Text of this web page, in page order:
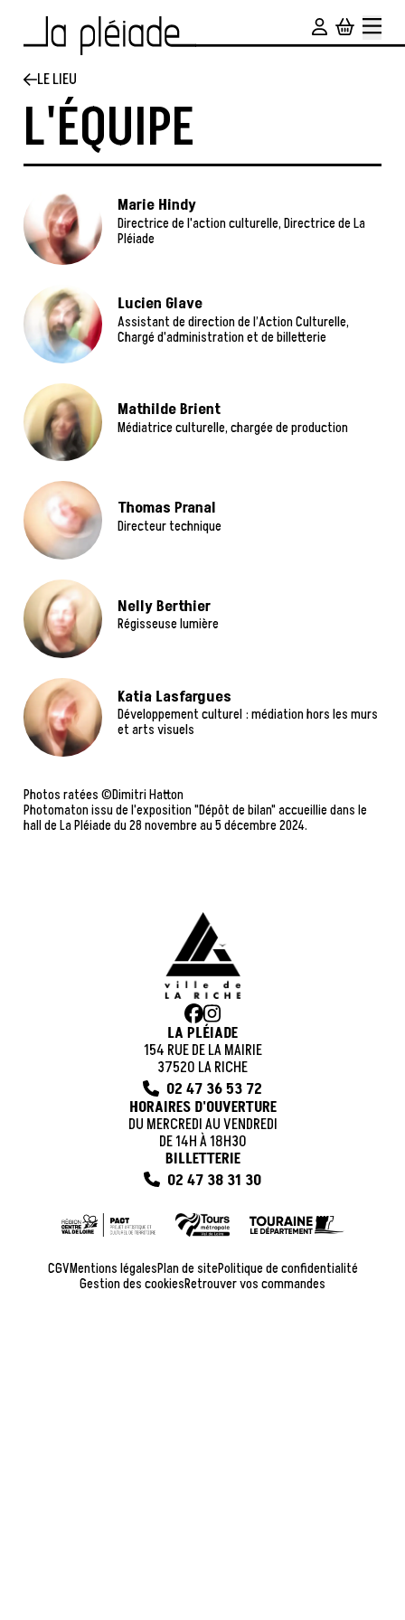
LE LIEU
L'ÉQUIPE
Marie Hindy
Directrice de l'action culturelle, Directrice de La
Pléiade
Lucien Glave
Assistant de direction de l’Action Culturelle,
Chargé d'administration et de billetterie
Mathilde Brient
Médiatrice culturelle, chargée de production
Thomas Pranal
Directeur technique
Nelly Berthier
Régisseuse lumière
Katia Lasfargues
Développement culturel : médiation hors les murs
et arts visuels
Photos ratées ©Dimitri Hatton
Photomaton issu de l'exposition "Dépôt de bilan" accueillie dans le
hall de La Pléiade du 28 novembre au 5 décembre 2024.
LA PLÉIADE
154 RUE DE LA MAIRIE
37520 LA RICHE
02 47 36 53 72
HORAIRES D'OUVERTURE
DU MERCREDI AU VENDREDI
DE 14H À 18H30
BILLETTERIE
02 47 38 31 30
CGVMentions légalesPlan de sitePolitique de confidentialité
Gestion des cookiesRetrouver vos commandes